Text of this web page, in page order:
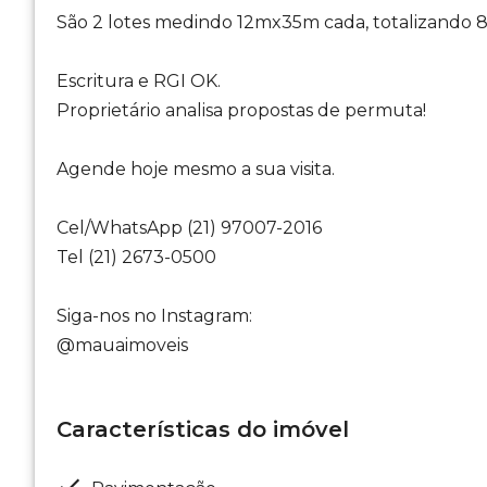
São 2 lotes medindo 12mx35m cada, totalizando
Escritura e RGI OK.
Proprietário analisa propostas de permuta!
Agende hoje mesmo a sua visita.
Cel/WhatsApp (21) 97007-2016
Tel (21) 2673-0500
Siga-nos no Instagram:
@mauaimoveis
Características do imóvel